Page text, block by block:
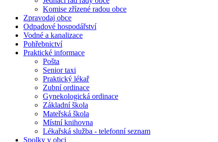
Komise zřízené radou obce
Zpravodaj obce
Odpadové hospodářství
Vodné a kanalizace
Pohřebnictví
Praktické informace
Pošta
Senior taxi
Praktický lékař
Zubní ordinace
Gynekologická ordinace
Základní škola
Mateřská škola
Místní knihovna
Lékařská služba - telefonní seznam
Spolky v obci